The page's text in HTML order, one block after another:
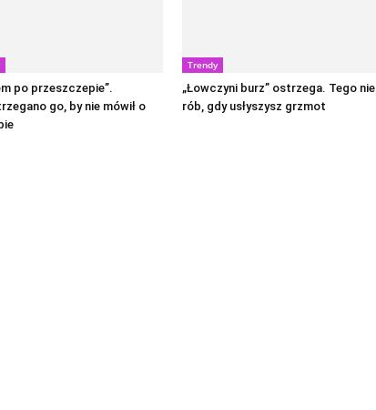
po przeszczepie”.
go, by nie mówił o
Trendy
„Łowczyni burz” ostrzega. Tego nie
rób, gdy usłyszysz grzmot